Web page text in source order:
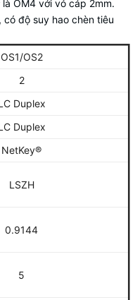
OM4 với vỏ cáp 2mm.
có độ suy hao chèn tiêu
OS1/OS2
2
Duplex
Duplex
NetKey®
LSZH
0.9144
5